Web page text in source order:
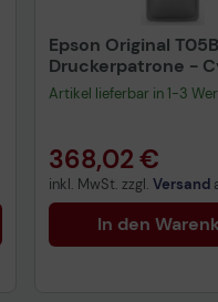
Epson Original
Druckerpatrone -
C13T05B24N
Artikel lieferbar in 1-3
368,02 €
inkl. MwSt. zzgl. Versand
In den